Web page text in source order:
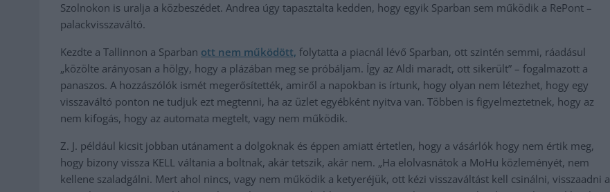
Szolnokon is uralja a közbeszédet. Andrea úgy tapasztalta kedden, hogy egyik Sparban sem működik a RePont –
palackvisszaváltó.
Kezdte a Tallinnon a Sparban ott nem működött, folytatta a piacnál lévő Sparban, ott szintén semmi, ráadásul
„közölte arányosan a hölgy, hogy a plázában meg se próbáljam. Így az Aldi maradt, ott sikerült” – fogalmazott a
panaszos. A hozzászólók ismét megerősítették, amiről a napokban is írtunk, hogy olyan nem létezhet, hogy egy
visszaváltó ponton ne tudjuk ezt megtenni, ha az üzlet egyébként nyitva van. Többen is figyelmeztetnek, hogy az
nem kifogás, hogy az automata megtelt, vagy nem működik.
Z. J. például kicsit jobban utánament a dolgoknak és éppen amiatt értetlen, hogy a vásárlók hogy nem értik meg,
hogy bizony vissza KELL váltania a boltnak, akár tetszik, akár nem. „Ha elolvasnátok a MoHu közleményét, nem
kellene szaladgálni. Mert ahol nincs, vagy nem működik a ketyeréjük, ott kézi visszaváltást kell csinálni, visszaadni a